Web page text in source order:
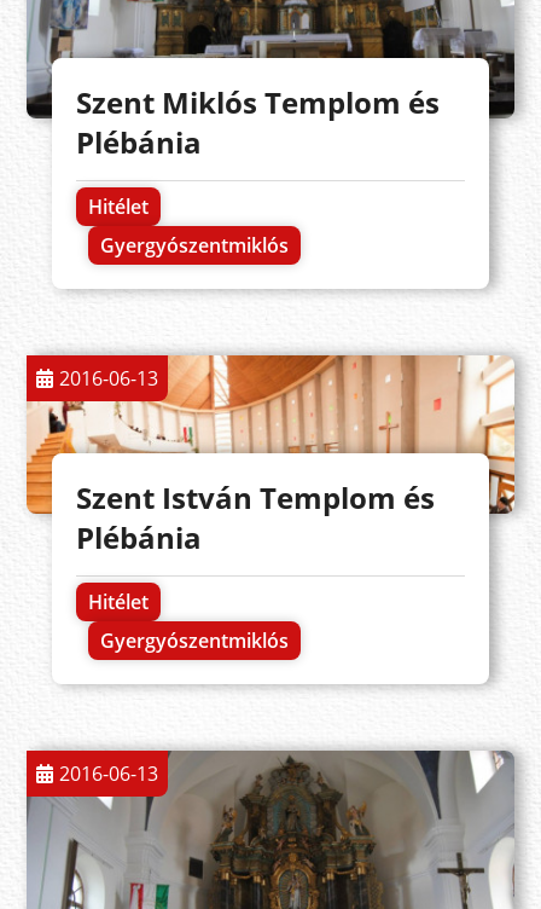
Szent Miklós Templom és
Plébánia
Hitélet
Gyergyószentmiklós
2016-06-13
Szent István Templom és
Plébánia
Hitélet
Gyergyószentmiklós
2016-06-13